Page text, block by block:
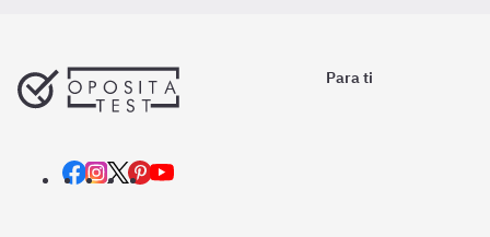
Para ti